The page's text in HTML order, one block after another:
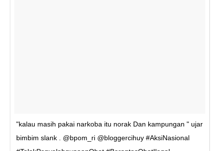
"kalau masih pakai narkoba itu norak Dan kampungan " ujar
bimbim slank . @bpom_ri @bloggercihuy #AksiNasional